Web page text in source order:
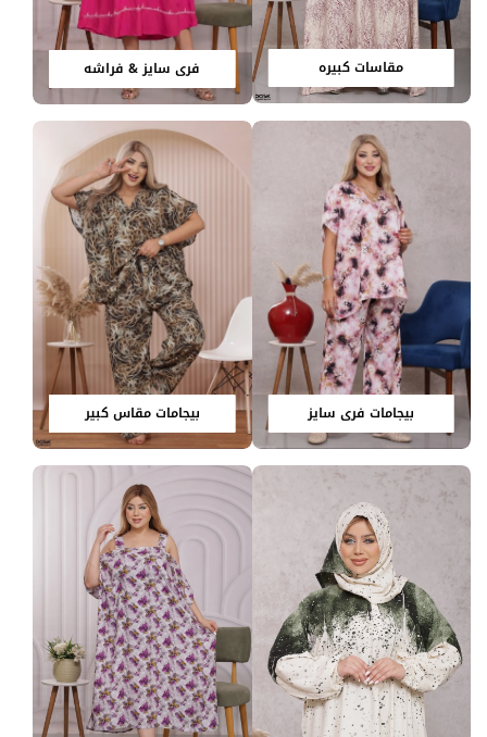
مقاسات كبيره فري سايز & فراشه
بيجامات فري سايز بيجامات مقاس كبير